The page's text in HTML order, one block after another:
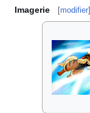
Imagerie [modifier]